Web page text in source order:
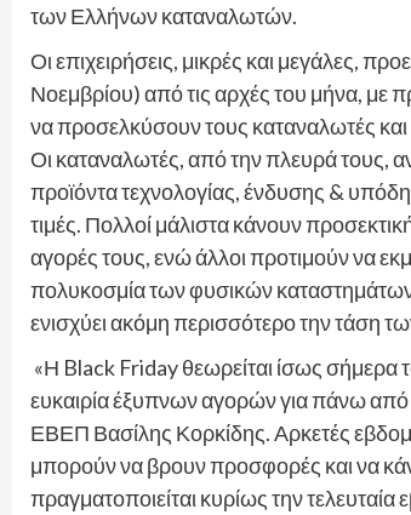
των Ελλήνων καταναλωτών.
Οι επιχειρήσεις, μικρές και μεγάλες,
Νοεμβρίου) από τις αρχές του μήνα, με
να προσελκύσουν τους καταναλωτές
Οι καταναλωτές, από την πλευρά τους,
προϊόντα τεχνολογίας, ένδυσης &
τιμές. Πολλοί μάλιστα κάνουν
αγορές τους, ενώ άλλοι προτιμούν να
πολυκοσμία των φυσικών
ενισχύει ακόμη περισσότερο την τάση
«Η Black Friday θεωρείται ίσως σήμερα
ευκαιρία έξυπνων αγορών για πάνω
ΕΒΕΠ Βασίλης Κορκίδης. Αρκετές
μπορούν να βρουν προσφορές και να
πραγματοποιείται κυρίως την